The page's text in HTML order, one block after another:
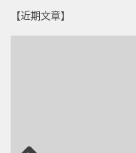
【近期文章】